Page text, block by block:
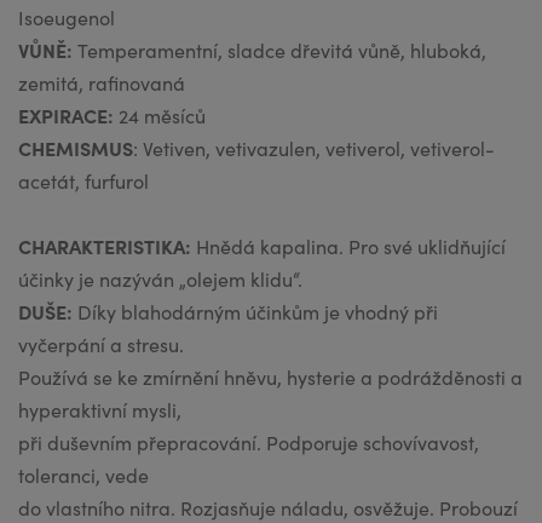
Isoeugenol
VŮNĚ: Temperamentní, sladce dřevitá vůně, hluboká,
zemitá, rafinovaná
EXPIRACE: 24 měsíců
CHEMISMUS: Vetiven, vetivazulen, vetiverol, vetiverol-
acetát, furfurol
CHARAKTERISTIKA: Hnědá kapalina. Pro své uklidňující
účinky je nazýván „olejem klidu“.
DUŠE: Díky blahodárným účinkům je vhodný při
vyčerpání a stresu.
Používá se ke zmírnění hněvu, hysterie a podrážděnosti a
hyperaktivní mysli,
při duševním přepracování. Podporuje schovívavost,
toleranci, vede
do vlastního nitra. Rozjasňuje náladu, osvěžuje. Probouzí